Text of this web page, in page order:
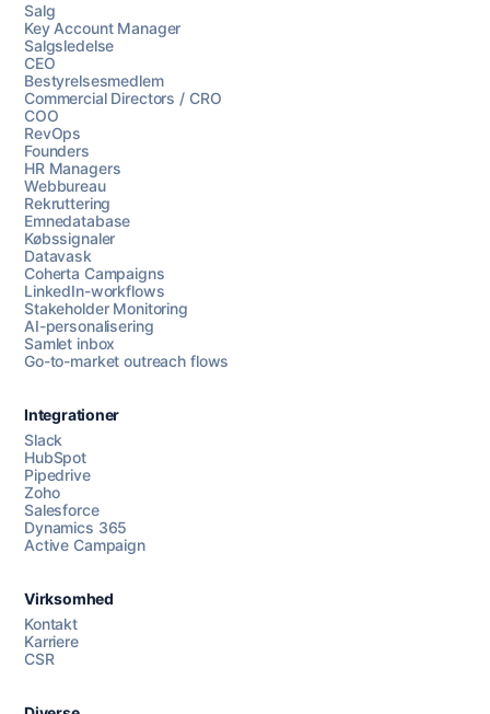
Chat med os
AI Campaign Assist
Salg
Key Account Manager
Salgsledelse
CEO
Bestyrelsesmedlem
Commercial Directors / CRO
COO
RevOps
Founders
HR Managers
Webbureau
Rekruttering
Emnedatabase
Købssignaler
Datavask
Coherta Campaigns
LinkedIn-workflows
Stakeholder Monitoring
AI-personalisering
Samlet inbox
Go-to-market outreach flows
Integrationer
Slack
HubSpot
Pipedrive
Zoho
Salesforce
Dynamics 365
Active Campaign
Virksomhed
Kontakt
Karriere
CSR